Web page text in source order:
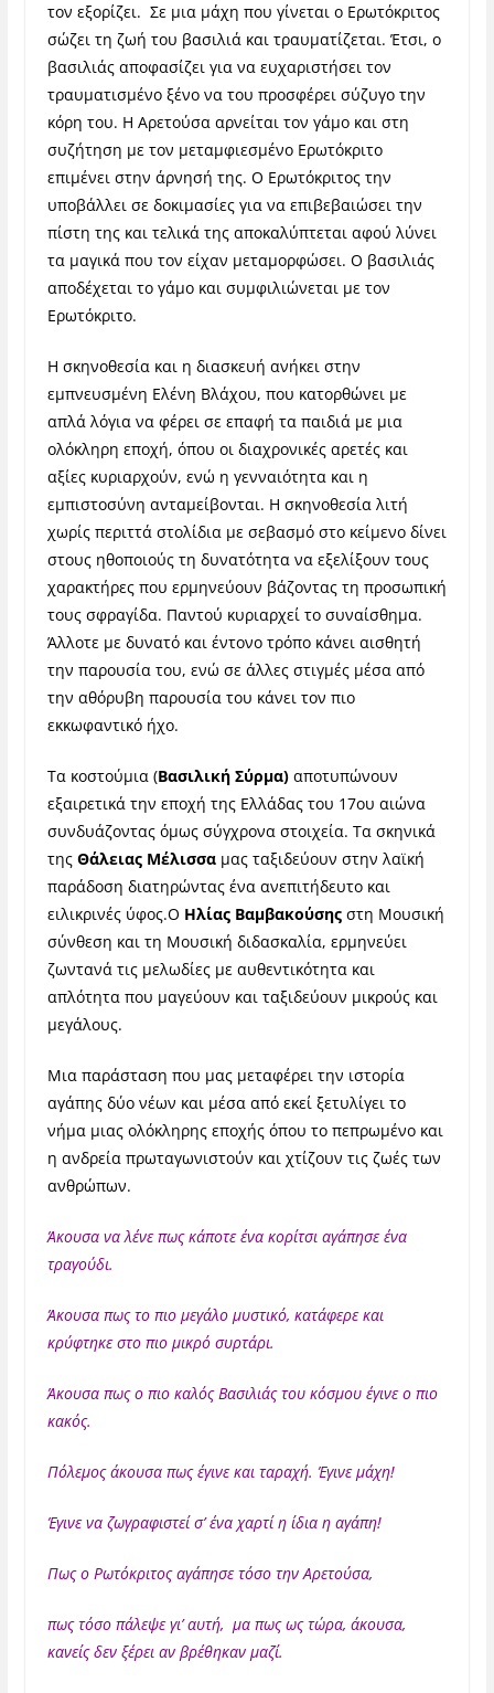
τον εξορίζει. Σε μια μάχη που γίνεται ο Ερωτόκριτος
σώζει τη ζωή του βασιλιά και τραυματίζεται. Έτσι, ο
βασιλιάς αποφασίζει για να ευχαριστήσει τον
τραυματισμένο ξένο να του προσφέρει σύζυγο την
κόρη του. Η Αρετούσα αρνείται τον γάμο και στη
συζήτηση με τον μεταμφιεσμένο Ερωτόκριτο
επιμένει στην άρνησή της. Ο Ερωτόκριτος την
υποβάλλει σε δοκιμασίες για να επιβεβαιώσει την
πίστη της και τελικά της αποκαλύπτεται αφού λύνει
τα μαγικά που τον είχαν μεταμορφώσει. Ο βασιλιάς
αποδέχεται το γάμο και συμφιλιώνεται με τον
Ερωτόκριτο.
Η σκηνοθεσία και η διασκευή ανήκει στην
εμπνευσμένη Ελένη Βλάχου, που κατορθώνει με
απλά λόγια να φέρει σε επαφή τα παιδιά με μια
ολόκληρη εποχή, όπου οι διαχρονικές αρετές και
αξίες κυριαρχούν, ενώ η γενναιότητα και η
εμπιστοσύνη ανταμείβονται. Η σκηνοθεσία λιτή
χωρίς περιττά στολίδια με σεβασμό στο κείμενο δίνει
στους ηθοποιούς τη δυνατότητα να εξελίξουν τους
χαρακτήρες που ερμηνεύουν βάζοντας τη προσωπική
τους σφραγίδα. Παντού κυριαρχεί το συναίσθημα.
Άλλοτε με δυνατό και έντονο τρόπο κάνει αισθητή
την παρουσία του, ενώ σε άλλες στιγμές μέσα από
την αθόρυβη παρουσία του κάνει τον πιο
εκκωφαντικό ήχο.
Τα κοστούμια (Βασιλική Σύρμα)αποτυπώνουν
εξαιρετικά την εποχή της Ελλάδας του 17ου αιώνα
συνδυάζοντας όμως σύγχρονα στοιχεία. Τα σκηνικά
της Θάλειας Μέλισσα μας ταξιδεύουν στην λαϊκή
παράδοση διατηρώντας ένα ανεπιτήδευτο και
ειλικρινές ύφος.Ο Ηλίας Βαμβακούσηςστη Μουσική
σύνθεση και τη Μουσική διδασκαλία, ερμηνεύει
ζωντανά τις μελωδίες με αυθεντικότητα και
απλότητα που μαγεύουν και ταξιδεύουν μικρούς και
μεγάλους.
Μια παράσταση που μας μεταφέρει την ιστορία
αγάπης δύο νέων και μέσα από εκεί ξετυλίγει το
νήμα μιας ολόκληρης εποχής όπου το πεπρωμένο και
η ανδρεία πρωταγωνιστούν και χτίζουν τις ζωές των
ανθρώπων.
Άκουσα να λένε πως κάποτε ένα κορίτσι αγάπησε ένα
τραγούδι.
Άκουσα πως το πιο μεγάλο μυστικό, κατάφερε και
κρύφτηκε στο πιο μικρό συρτάρι.
Άκουσα πως ο πιο καλός Βασιλιάς του κόσμου έγινε ο πιο
κακός.
Πόλεμος άκουσα πως έγινε και ταραχή. Έγινε μάχη!
Έγινε να ζωγραφιστεί σ’ ένα χαρτί η ίδια η αγάπη!
Πως ο Ρωτόκριτος αγάπησε τόσο την Αρετούσα,
πως τόσο πάλεψε γι’ αυτή, μα πως ως τώρα, άκουσα,
κανείς δεν ξέρει αν βρέθηκαν μαζί.